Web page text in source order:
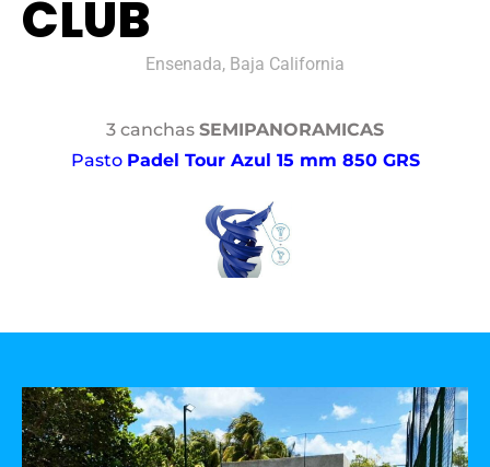
CLUB
Ensenada, Baja California
3 canchas SEMIPANORAMICAS
Pasto Padel Tour Azul 15 mm 850 GRS